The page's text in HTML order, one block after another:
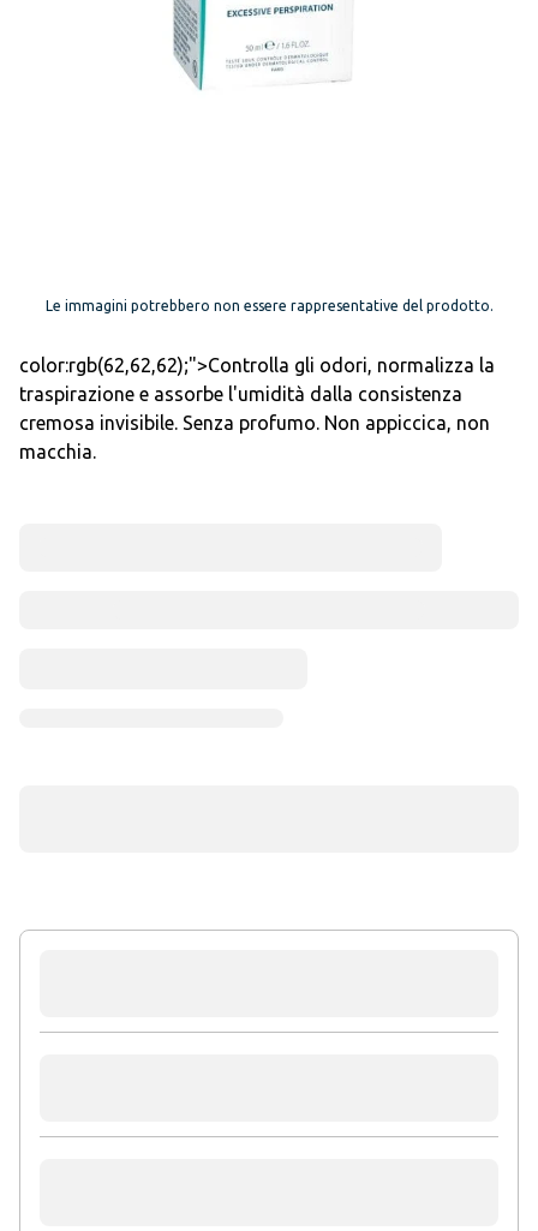
Le immagini potrebbero non essere rappresentative del prodotto.
color:rgb(62,62,62);">Controlla gli odori, normalizza la
traspirazione e assorbe l'umidità dalla consistenza
cremosa invisibile. Senza profumo. Non appiccica, non
macchia.